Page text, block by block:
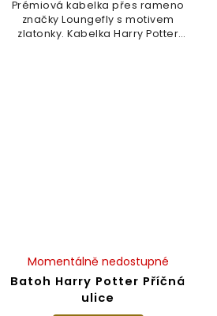
Prémiová kabelka přes rameno
značky Loungefly s motivem
zlatonky. Kabelka Harry Potter
Batoh Harry Potter Příčná
ulice
Momentálně nedostupné